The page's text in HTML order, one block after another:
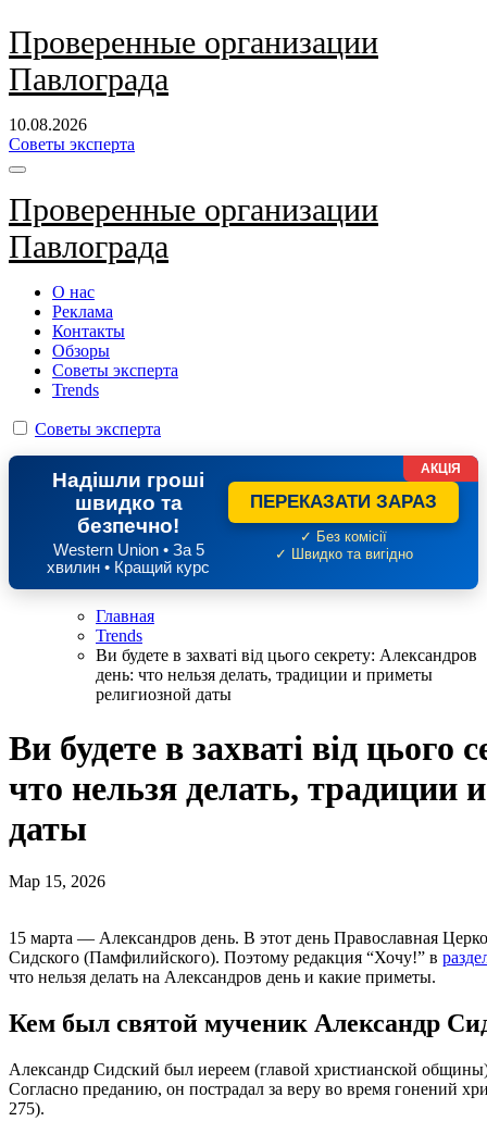
Перейти
к
содержанию
Проверенные организации
Павлограда
10.08.2026
Советы эксперта
Проверенные организации
Павлограда
О нас
Реклама
Контакты
Обзоры
Советы эксперта
Trends
Советы эксперта
Надішли гроші
швидко та
безпечно!
Western Union • За 5
хвилин • Кращий курс
ПЕРЕКАЗАТИ ЗАРАЗ
✓ Без комісії
✓ Швидко та вигідно
АКЦІЯ
Главная
Trends
Ви будете в захваті від цього секрету: Александров
день: что нельзя делать, традиции и приметы
религиозной даты
Ви будете в захваті від
что нельзя делать, традиции
даты
Мар 15, 2026
15 марта — Александров день. В этот день Православная Церковь Украины чтит память святого мученика Александра
Сидского (Памфилийского). Поэтому редакция “Хочу!” в
что нельзя делать на Александров день и какие приметы.
Кем был святой мученик Александр
Александр Сидский был иереем (главой христианской
Согласно преданию, он пострадал за веру во время гонений
275).